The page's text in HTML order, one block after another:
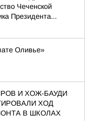
Чеченской
Президента...
Оливье»
И ХОЖ-БАУДИ
ХОД
В ШКОЛАХ